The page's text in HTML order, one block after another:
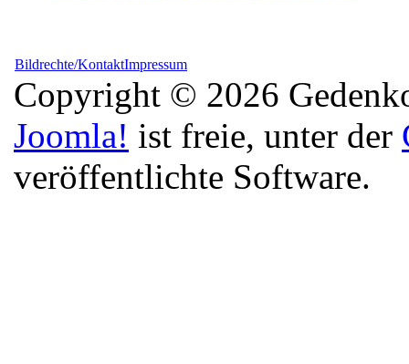
Bildrechte/KontaktImpressum
Copyright © 2026
Joomla! ist freie, unter der
veröffentlichte Software.